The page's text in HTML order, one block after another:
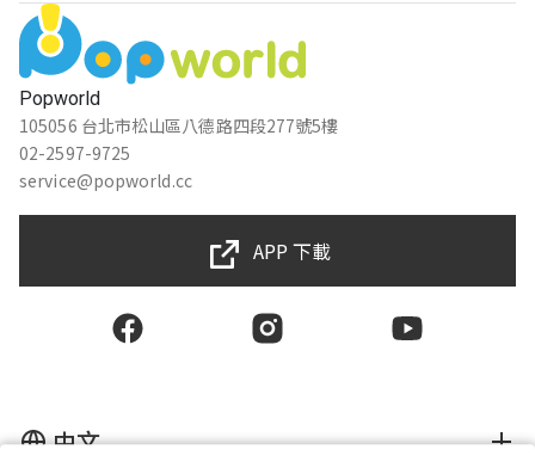
Popworld
105056 台北市松山區八德路四段277號5樓
02-2597-9725
service@popworld.cc
APP 下載
中文